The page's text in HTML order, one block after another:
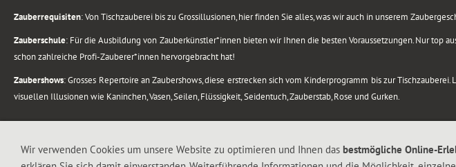
Zauberrequisiten: Von Tischzauberei bis zu Grossillusionen, hier finden Sie alles, was wir auch in unserem
Zauberschule: Für die Ausbildung von Zauberkünstler*innen bieten wir Ihnen die besten Voraussetzungen. Nur top
schon zahlreiche Profi-Zauberer*innen hervorgebracht hat!
Zaubershows: Grosses Repertoire an Zaubershows, diese erstrecken sich vom Kinderprogramm bis zur
visuellen Illusionen wie Kaninchen, Vasen, Seilen, Flüssigkeit, Seidentuch, Zauberstab, Rose und Gurken.
.
Alle Rechte vorbehalten. © 1988-2026 Magic Zylinder
Wir verwenden Cookies um unsere Website zu optimieren und Ihnen das bestmögliche Online-